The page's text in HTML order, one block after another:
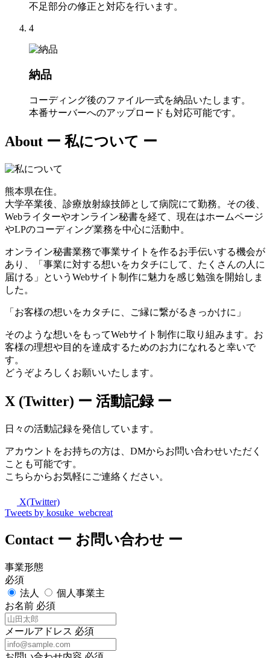
不足部分の修正と対応を行います。
4
納品
コーディング後のファイル一式を納品いたします。
本番サーバーへのアップロードも対応可能です。
About ー 私について ー
熊本県在住。
大学卒業後、診療放射線技師として病院にて勤務。その後、
Webライターやオンライン秘書を経て、現在はホームページ
やLPのコーディング業務を中心に活動中。
オンライン秘書業務で事業サイトを作るお手伝いする機会が
あり、「事業に対する想いをカタチにして、たくさんの人に
届ける」というWebサイト制作に魅力を感じ勉強を開始しま
した。
「お客様の想いをカタチに、ご縁に繋がるきっかけに」
そのような想いをもってWebサイト制作に取り組みます。お
客様の理想や目的を達成するためのお力になれると幸いで
す。
どうぞよろしくお願いいたします。
X (Twitter) ー 活動記録 ー
日々の活動記録を発信しています。
アカウントをお持ちの方は、DMからお問い合わせいただく
ことも可能です。
こちらからお気軽にご連絡ください。
X(Twitter)
Tweets by kosuke_webcreat
Contact ー お問い合わせ ー
事業形態
必須
法人
個人事業主
お名前 必須
メールアドレス 必須